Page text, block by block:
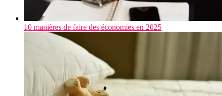
10 manières de faire des économies en 2025